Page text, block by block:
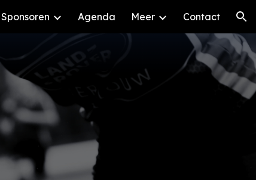
Sponsoren Agenda Meer Contact